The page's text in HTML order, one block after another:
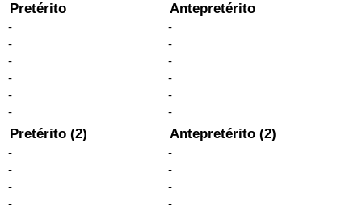
Pretérito
-
-
-
-
-
-
Antepretérito
-
-
-
-
-
-
Pretérito (2)
-
-
-
-
Antepretérito (2)
-
-
-
-